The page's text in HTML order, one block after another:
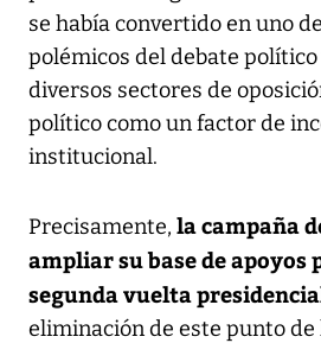
se había convertido en uno
polémicos del debate
diversos sectores de
político como un factor de
institucional.
Precisamente, la campaña
ampliar su base de
segunda vuelta
eliminación de este punto